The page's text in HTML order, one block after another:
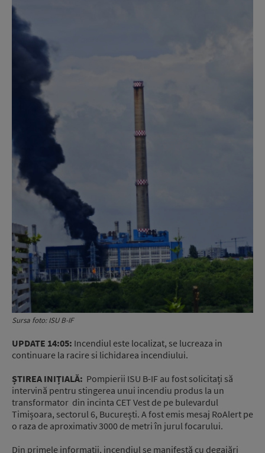
Sursa foto: ISU B-IF
UPDATE 14:05: Incendiul este localizat, se lucreaza in
continuare la racire si lichidarea incendiului.
ȘTIREA INIȚIALĂ: Pompierii ISU B-IF au fost solicitați să
intervină pentru stingerea unui incendiu produs la un
transformator din incinta CET Vest de pe bulevardul
Timișoara, sectorul 6, București. A fost emis mesaj RoAlert pe
o raza de aproximativ 3000 de metri în jurul focarului.
Din primele informații, incendiul se manifestă cu degajări